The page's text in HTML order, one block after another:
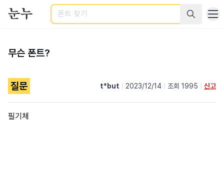
검색
무슨 폰트?
질문 t*but 2023/12/14 조회 1995 신고
필기체